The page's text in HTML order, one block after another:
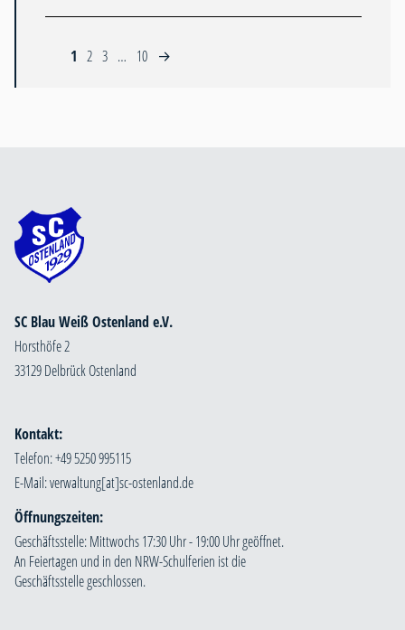
1 2 3 … 10 →
SC Blau Weiß Ostenland e.V.
Horsthöfe 2
33129 Delbrück Ostenland
Kontakt:
Telefon: +49 5250 995115
E-Mail:
Öffnungszeiten:
Geschäftsstelle: Mittwochs 17:30 Uhr - 19:00 Uhr geöffnet.
An Feiertagen und in den NRW-Schulferien ist die
Geschäftsstelle geschlossen.